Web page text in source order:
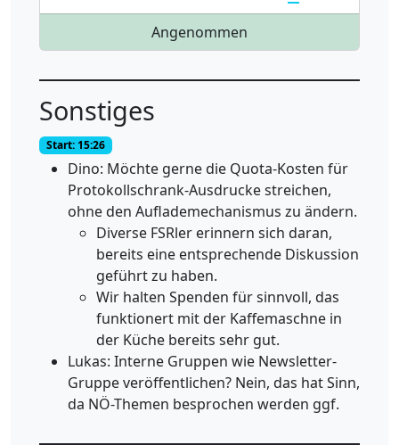
Angenommen
Sonstiges
Start: 15:26
Dino: Möchte gerne die Quota-Kosten für
Protokollschrank-Ausdrucke streichen,
ohne den Auflademechanismus zu ändern.
Diverse FSRler erinnern sich daran,
bereits eine entsprechende Diskussion
geführt zu haben.
Wir halten Spenden für sinnvoll, das
funktionert mit der Kaffemaschne in
der Küche bereits sehr gut.
Lukas: Interne Gruppen wie Newsletter-
Gruppe veröffentlichen? Nein, das hat Sinn,
da NÖ-Themen besprochen werden ggf.